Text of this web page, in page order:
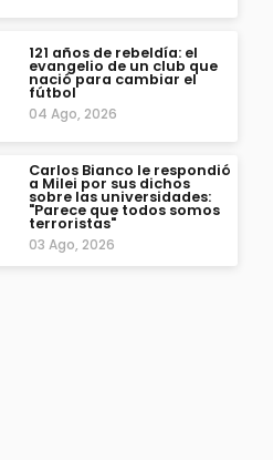
121 años de rebeldía: el
evangelio de un club que
nació para cambiar el
fútbol
04 Ago, 2026
Carlos Bianco le respondió
a Milei por sus dichos
sobre las universidades:
"Parece que todos somos
terroristas"
03 Ago, 2026